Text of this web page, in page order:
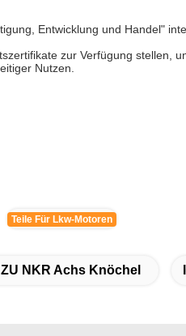
Entwicklung und Handel"
Nutzen.